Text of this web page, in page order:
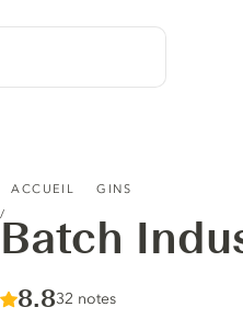
ACCUEIL GINS
Batch
Score :
8.8/ 10
32 notes